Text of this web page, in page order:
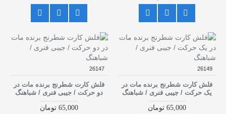
26149
فلش کارت شطرنج برنده مات در
یک حرکت / جیبی فنری / شباهنگ
65,000 تومان
26147
فلش کارت شطرنج برنده مات در
دو حرکت / جیبی فنری / شباهنگ
65,000 تومان